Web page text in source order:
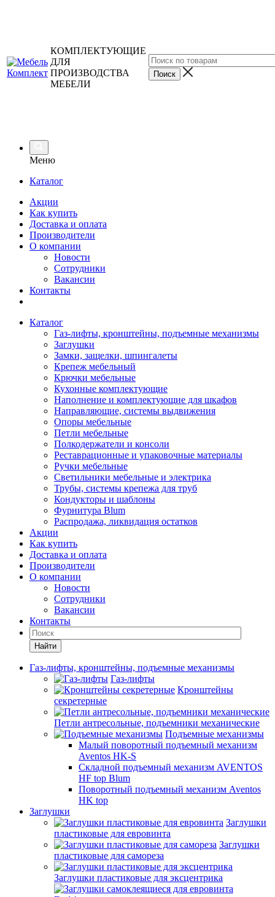
КОМПЛЕКТУЮЩИЕ
ДЛЯ
ПРОИЗВОДСТВА
МЕБЕЛИ
Меню
Каталог
Акции
Как купить
Доставка и оплата
Производители
О компании
Новости
Сотрудники
Вакансии
Контакты
Каталог
Газ-лифты, кронштейны, подъемные механизмы
Заглушки
Замки, защелки, шпингалеты
Крепеж мебельный
Крючки мебельные
Кухонные комплектующие
Наполнение и комплектующие для шкафов
Направляющие, системы выдвижения
Опоры мебельные
Петли мебельные
Полкодержатели и консоли
Реставрационные и упаковочные материалы
Ручки мебельные
Светильники мебельные и электрика
Трубы, системы крепежа для труб
Кондукторы и шаблоны
Фурнитура Blum
Распродажа, ликвидация остатков
Акции
Как купить
Доставка и оплата
Производители
О компании
Новости
Сотрудники
Вакансии
Контакты
Найти
Газ-лифты, кронштейны, подъемные механизмы
Газ-лифты
Кронштейны
секретерные
Петли антресольные, подъемники механические
Подъемные механизмы
Малый поворотный подъемный механизм
Aventos HK-S
Складной подъемный механизм AVENTOS
HF top Blum
Поворотный подъемный механизм Aventos
HK top
Заглушки
Заглушки
пластиковые для евровинта
Заглушки
пластиковые для самореза
Заглушки пластиковые для эксцентрика